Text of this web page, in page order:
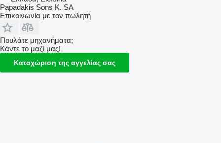
Papadakis Sons K. SA
Επικοινωνία με τον πωλητή
Πουλάτε μηχανήματα;
Κάντε το μαζί μας!
Καταχώριση της αγγελίας σας